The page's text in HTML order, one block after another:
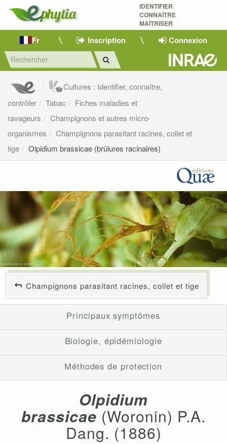
IDENTIFIER
CONNAÎTRE
MAÎTRISER
Fr Inscription Connexion
Cultures : Identifier, connaître,
contrôler
Tabac
Fiches maladies et
ravageurs
Champignons et autres micro-
organismes
Champignons parasitant racines, collet et
tige
Olpidium brassicae (brûlures racinaires)
Champignons parasitant racines, collet et tige
Principaux symptômes
Biologie, épidémiologie
Méthodes de protection
Olpidium
brassicae (Woronin) P.A.
Dang. (1886)